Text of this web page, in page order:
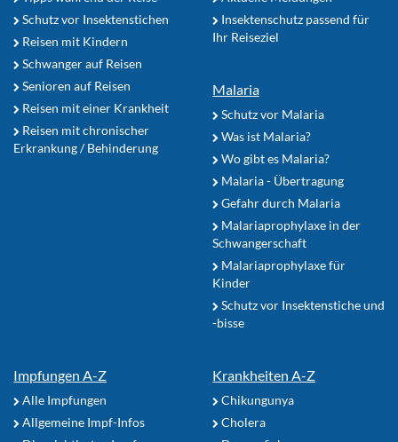
Schutz vor Insektenstichen
Reisen mit Kindern
Schwanger auf Reisen
Senioren auf Reisen
Reisen mit einer Krankheit
Reisen mit chronischer
Erkrankung / Behinderung
Insektenschutz passend für
Ihr Reiseziel
Malaria
Schutz vor Malaria
Was ist Malaria?
Wo gibt es Malaria?
Malaria - Übertragung
Gefahr durch Malaria
Malariaprophylaxe in der
Schwangerschaft
Malariaprophylaxe für
Kinder
Schutz vor Insektenstiche und
-bisse
Impfungen A-Z
Alle Impfungen
Allgemeine Impf-Infos
Krankheiten A-Z
Chikungunya
Cholera